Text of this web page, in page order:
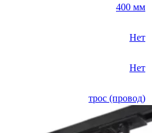
400 мм
Нет
Нет
трос (провод)